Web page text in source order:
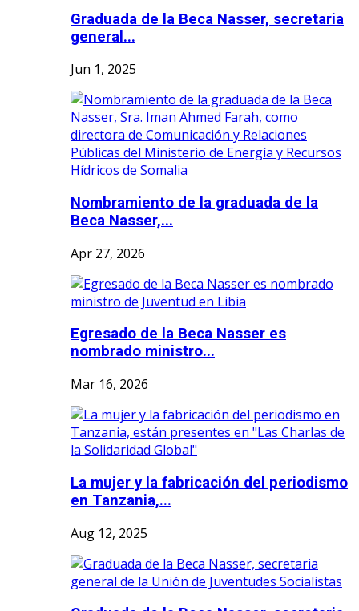
Graduada de la Beca Nasser, secretaria
general...
Jun 1, 2025
Nombramiento de la graduada de la
Beca Nasser,...
Apr 27, 2026
Egresado de la Beca Nasser es
nombrado ministro...
Mar 16, 2026
La mujer y la fabricación del periodismo
en Tanzania,...
Aug 12, 2025